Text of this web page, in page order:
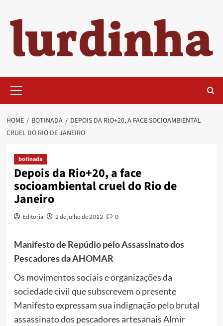
content
Menu
HOME BOTINADA
DEPOIS DA RIO+20, A FACE SOCIOAMBIENTAL
CRUEL DO RIO DE JANEIRO
botinada
Depois da Rio+20, a face
socioambiental cruel do Rio de
Janeiro
Editoria 2 de julho de 2012 0
Manifesto de Repúdio pelo Assassinato dos
Pescadores da AHOMAR
Os movimentos sociais e organizações da
sociedade civil que subscrevem o presente
Manifesto expressam sua indignação pelo brutal
assassinato dos pescadores artesanais Almir